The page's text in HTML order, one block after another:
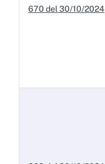
670 del 30/10/2024